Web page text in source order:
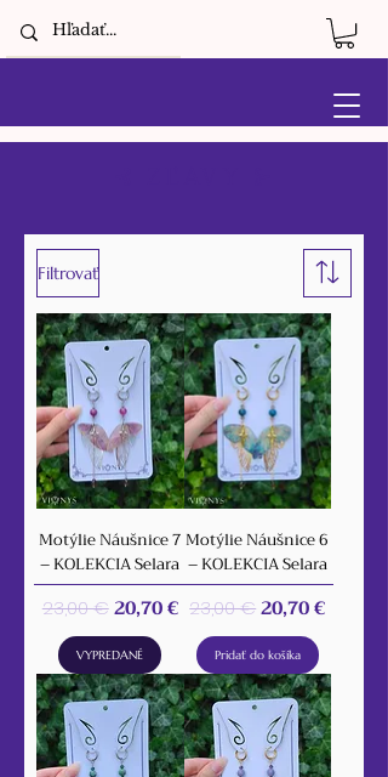
Filtrovať
Motýlie Náušnice 7
– KOLEKCIA Selara
Normálna cena
23,00 € Zľavnená cena
20,70 €
VYPREDANÉ
Motýlie Náušnice 6
– KOLEKCIA Selara
Normálna cena
23,00 €Zľavnená cena
20,70 €
Pridať do košíka